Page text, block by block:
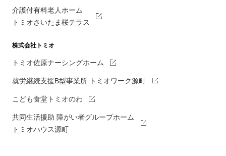
介護付有料老人ホーム
トミオさいたま桜テラス
株式会社トミオ
トミオ佐原ナーシングホーム
就労継続支援B型事業所 トミオワーク源町
こども食堂トミオのわ
共同生活援助 障がい者グループホーム
トミオハウス源町